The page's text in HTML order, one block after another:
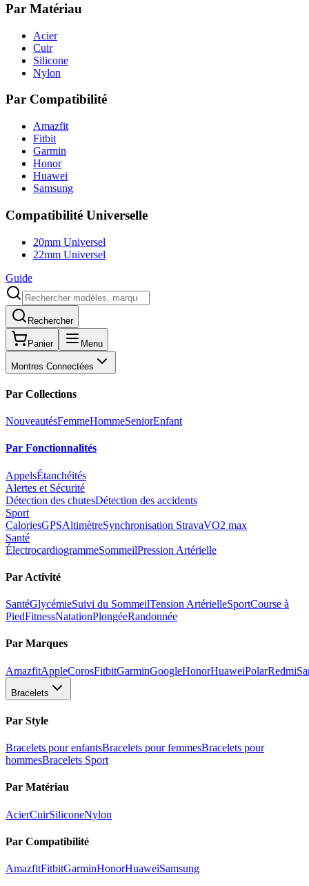
Par Matériau
Acier
Cuir
Silicone
Nylon
Par Compatibilité
Amazfit
Fitbit
Garmin
Honor
Huawei
Samsung
Compatibilité Universelle
20mm Universel
22mm Universel
Guide
Rechercher
Panier Menu
Montres Connectées
Par Collections
NouveautésFemmeHommeSeniorEnfant
Par Fonctionnalités
AppelsÉtanchéités
Alertes et Sécurité
Détection des chutesDétection des accidents
Sport
CaloriesGPSAltimètreSynchronisation StravaVO2 max
Santé
ÉlectrocardiogrammeSommeilPression Artérielle
Par Activité
SantéGlycémieSuivi du SommeilTension ArtérielleSportCourse à
PiedFitnessNatationPlongéeRandonnée
Par Marques
AmazfitAppleCorosFitbitGarminGoogleHonorHuaweiPolarRedmi
Bracelets
Par Style
Bracelets pour enfantsBracelets pour femmesBracelets pour
hommesBracelets Sport
Par Matériau
AcierCuirSiliconeNylon
Par Compatibilité
AmazfitFitbitGarminHonorHuaweiSamsung